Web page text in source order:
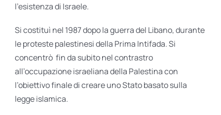
l’esistenza di Israele.
Si costituì nel 1987 dopo la guerra del Libano, durante
le proteste palestinesi della Prima Intifada. Si
concentrò fin da subito nel contrastro
all’occupazione israeliana della Palestina con
l’obiettivo finale di creare uno Stato basato sulla
legge islamica.